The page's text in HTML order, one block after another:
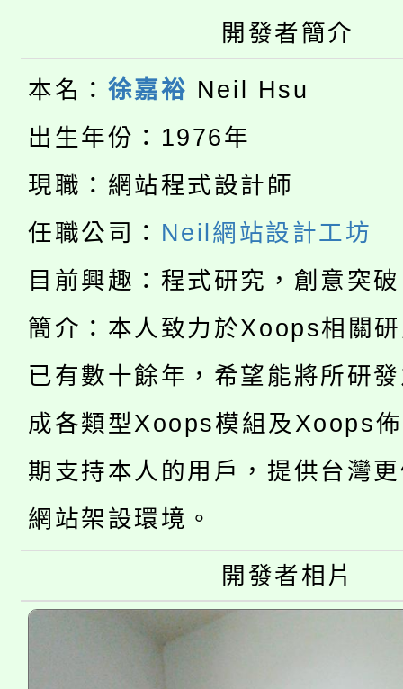
桃園市115學年度學生
生本土語及新住民語歌
公告本校115學年度第
代理(課)教師甄選結果(
公告本校115學年度第
轉知中國文化大學推廣
《TA101》溝通分析基
心理、諮商輔導、社會
系所師生報名參加。
淨零綠生活教案入校路
會
115年食農教育專業人
程
學期銜接期間理賠案件
學籍身 分審查程序及
版
淨零綠領人才培育課程
公告本校115學年度第
代理(課)教師甄選結果(
「2026金融保險知識
車」活動
桃園市115學年度學生
生本土語及新住民語歌
公告本校115學年度第
代理(課)教師甄選結果
公告本校115學年度第
代理(課)教師甄選結果(
轉知中國文化大學推廣
《TA101》溝通分析基
開發者簡介
本名： 徐嘉裕 Neil Hsu
出生年份：1976年
現職：網站程式設計師
任職公司： Neil網站設計工坊
目前興趣：程式研究，創意突
簡介：本人致力於Xoops相關
已有數十餘年，希望能將所研
成各類型Xoops模組及Xoops
期支持本人的用戶，提供台灣
網站架設環境。
開發者相片